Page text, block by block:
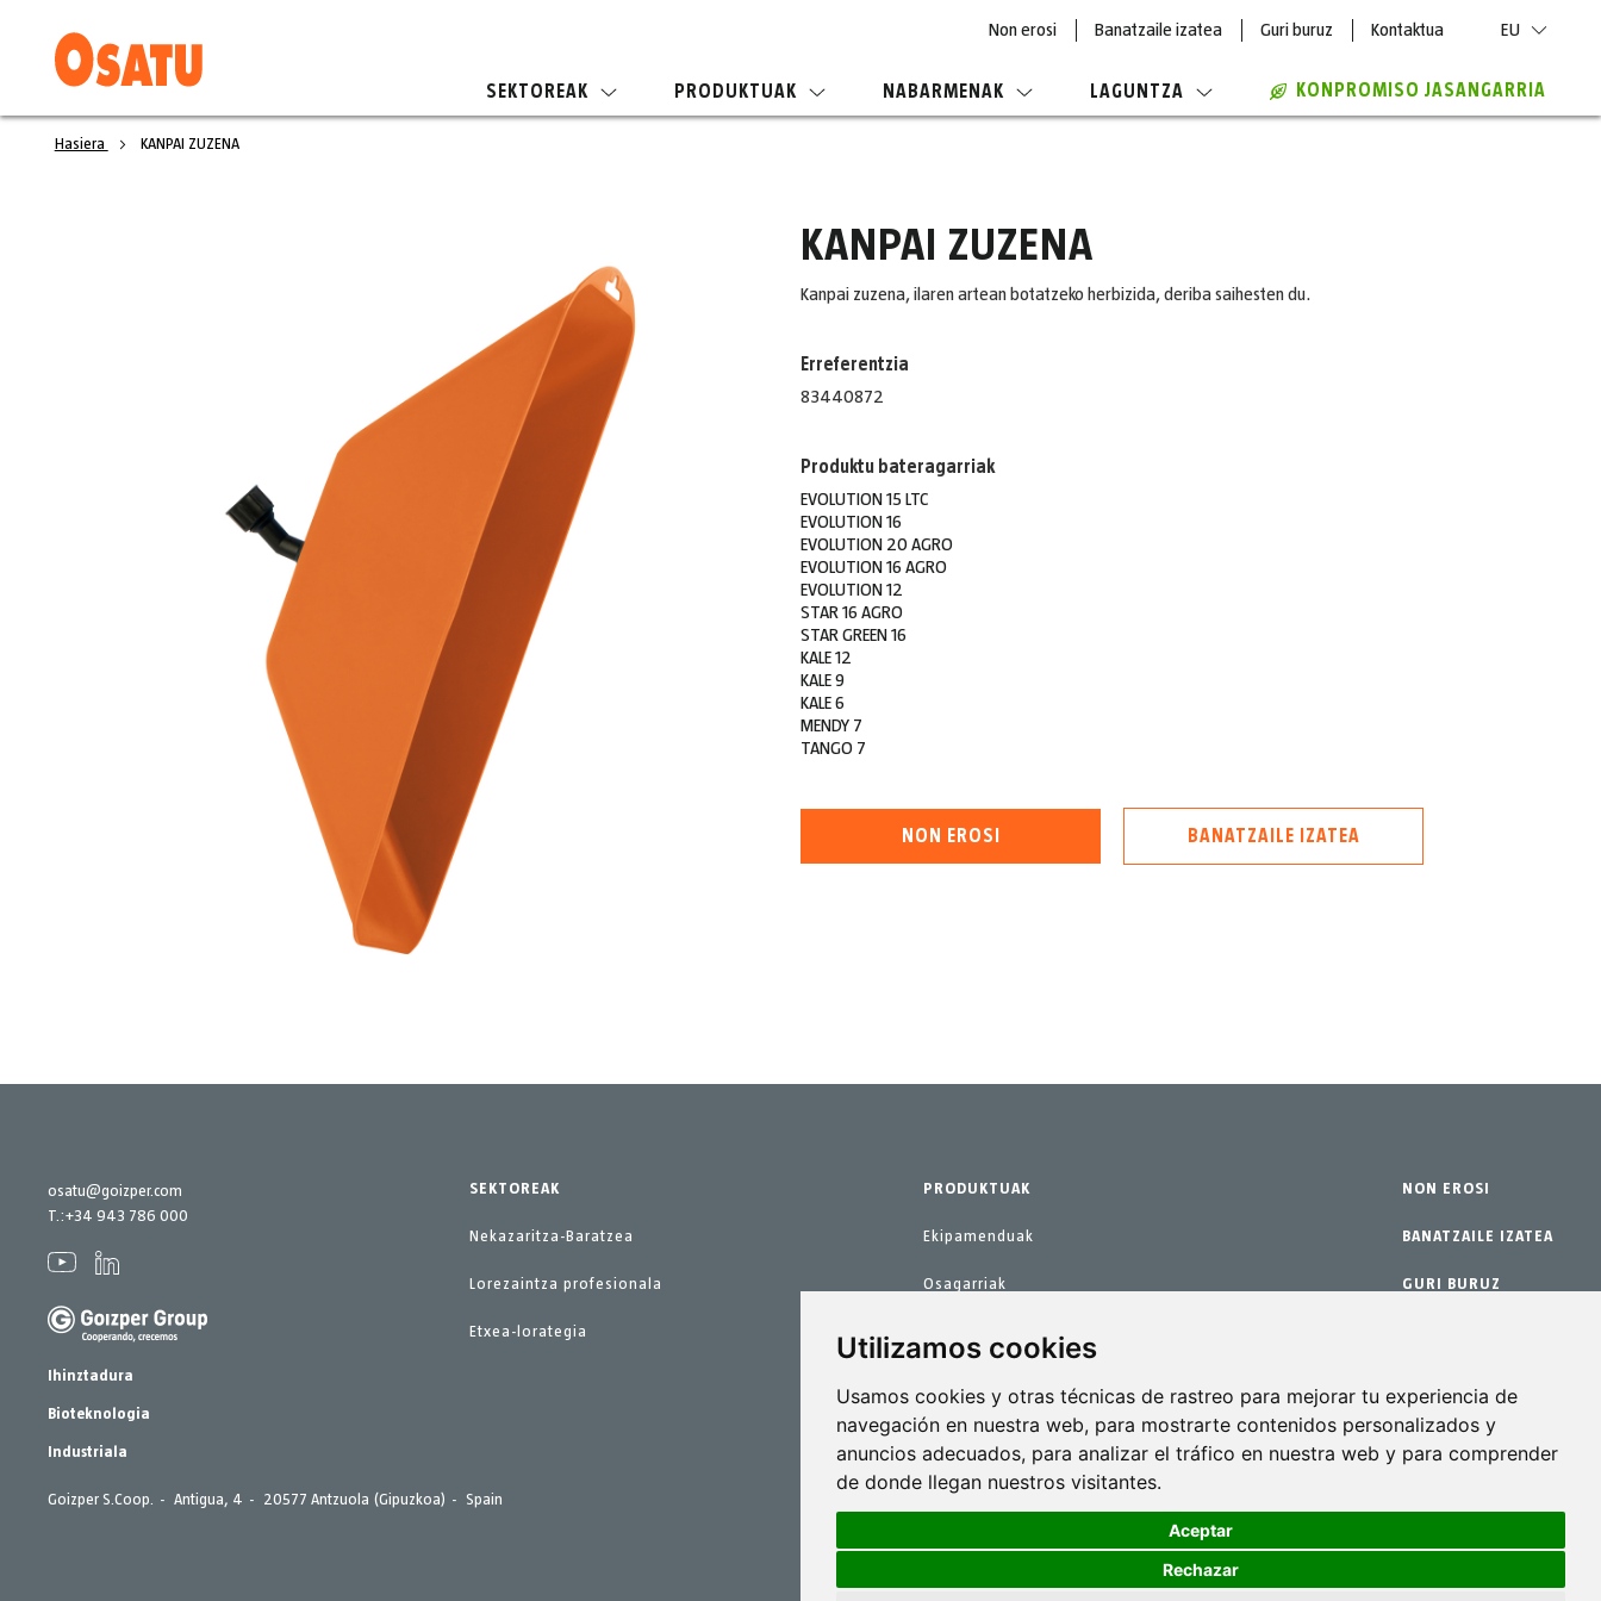
Utilizamos cookies
Usamos cookies y otras técnicas de rastreo para mejorar tu experiencia de
navegación en nuestra web, para mostrarte contenidos personalizados y
anuncios adecuados, para analizar el tráfico en nuestra web y para comprender
de donde llegan nuestros visitantes.
Aceptar
Rechazar
Non erosi Banatzaile izatea Guri buruz Kontaktua EU
SEKTOREAK PRODUKTUAK NABARMENAK LAGUNTZA KONPROMISO JASANGARRIA
Hasiera KANPAI ZUZENA
KANPAI ZUZENA
Kanpai zuzena, ilaren artean botatzeko herbizida, deriba saihesten du.
Erreferentzia
83440872
Produktu bateragarriak
EVOLUTION 15 LTC
EVOLUTION 16
EVOLUTION 20 AGRO
EVOLUTION 16 AGRO
EVOLUTION 12
STAR 16 AGRO
STAR GREEN 16
KALE 12
KALE 9
KALE 6
MENDY 7
TANGO 7
NON EROSI BANATZAILE IZATEA
osatu@goizper.com
T.:+34 943 786 000
Ihinztadura
Bioteknologia
Industriala
SEKTOREAK
Nekazaritza-Baratzea
Lorezaintza profesionala
Etxea-lorategia
PRODUKTUAK
Ekipamenduak
Osagarriak
NON EROSI
BANATZAILE IZATEA
GURI BURUZ
Goizper S.Coop. Antigua, 4 20577 Antzuola (Gipuzkoa) Spain